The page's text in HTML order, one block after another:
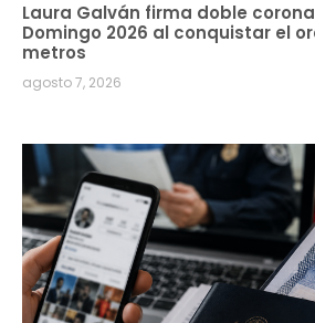
Laura Galván firma doble
Domingo 2026 al conquistar el
metros
agosto 7, 2026